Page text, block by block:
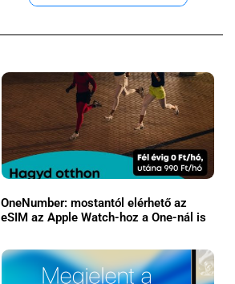
OneNumber: mostantól elérhető az
eSIM az Apple Watch-hoz a One-nál is